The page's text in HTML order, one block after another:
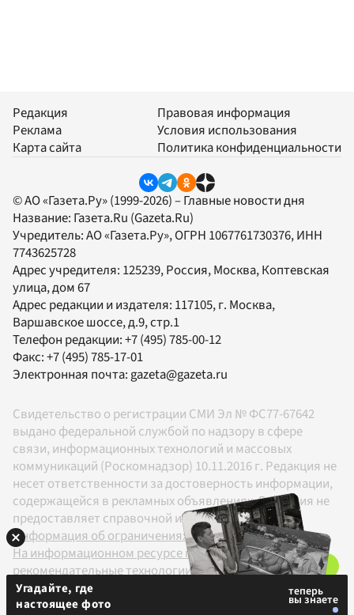
Редакция
Реклама
Карта сайта
Правовая информация
Условия использования
Политика конфиденциальности
© АО «Газета.Ру» (1999-2026) – Главные новости дня
Название: Газета.Ru (Gazeta.Ru)
Учредитель:АО «Газета.Ру», ОГРН 1067761730376, ИНН
7743625728
Адрес учредителя: 125239, Россия, Москва, Коптевская
улица, дом 67
Адрес редакции и издателя: 117105, г. Москва,
Варшавское шоссе, д.9, стр.1
Телефон редакции:+7 (495) 785-00-12
Факс:+7 (495) 785-17-01
Электронная почта: gazeta@gazeta.ru
Свидетельство о регистрации СМИ Эл № ФС77-67642
выдано федеральной службой по надзору в сфере
связи, информационных технологий и массовых
коммуникаций (Роскомнадзор) 10.11.2016 г. Редакция не
несет ответственности за достоверность информации,
содержащейся в рекламных объявлениях. Редакция не
предоставляет справочной информации.
Информация об ограничениях
На информационном ресурсе применяются
рекомендательные технологии в соответствии с
Правилами
Угадайте, где
настоящее фото